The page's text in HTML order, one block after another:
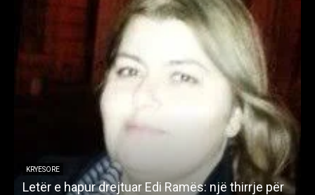
KRYESORE
Letër e hapur drejtuar Edi Ramës: një thirrje për